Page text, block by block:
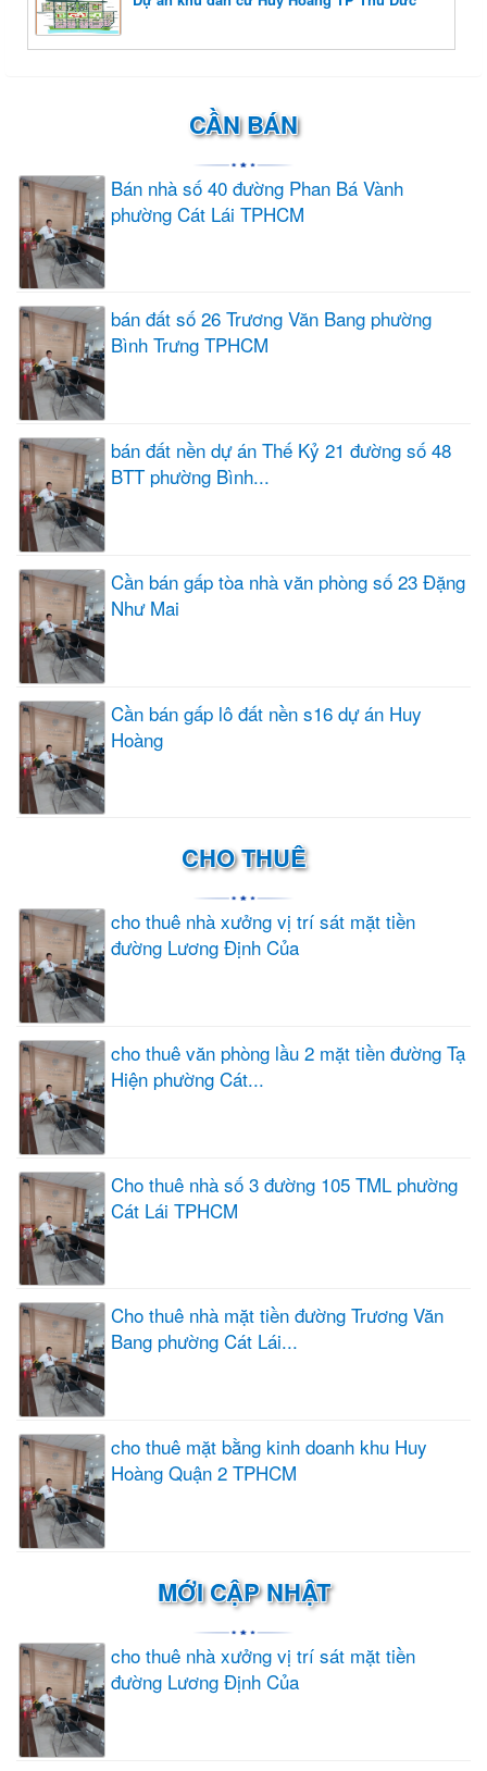
CẦN BÁN
Bán nhà số 40 đường Phan Bá Vành
phường Cát Lái TPHCM
bán đất số 26 Trương Văn Bang phường
Bình Trưng TPHCM
bán đất nền dự án Thế Kỷ 21 đường số 48
BTT phường Bình...
Cần bán gấp tòa nhà văn phòng số 23 Đặng
Như Mai
Cần bán gấp lô đất nền s16 dự án Huy
Hoàng
CHO THUÊ
cho thuê nhà xưởng vị trí sát mặt tiền
đường Lương Định Của
cho thuê văn phòng lầu 2 mặt tiền đường Tạ
Hiện phường Cát...
Cho thuê nhà số 3 đường 105 TML phường
Cát Lái TPHCM
Cho thuê nhà mặt tiền đường Trương Văn
Bang phường Cát Lái...
cho thuê mặt bằng kinh doanh khu Huy
Hoàng Quận 2 TPHCM
MỚI CẬP NHẬT
cho thuê nhà xưởng vị trí sát mặt tiền
đường Lương Định Của